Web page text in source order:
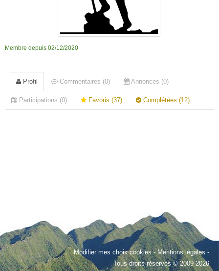
Membre depuis 02/12/2020
Profil Commentaires (0) Annonces (0)
Participations (0) Favoris (37) Complétées (12)
Modifier mes choix cookies-Mentions légales -
Tous droits réservés © 2009-2026